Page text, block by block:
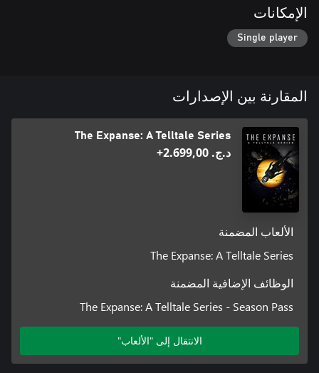
الإمكانات
Single player
المقارنة بين الإصدارات
The Expanse: A Telltale Series
د.ج.‏ 2.699,00+
الألعاب المضمنة
The Expanse: A Telltale Series
الوظائف الإضافية المضمنة
The Expanse: A Telltale Series - Season Pass
الانتقال إلى "الألعاب"